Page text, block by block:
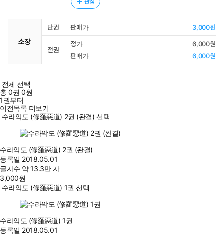
관심
소장
단권 판매가 3,000원
전권
정가
6,000원
판매가
6,000원
전체 선택
총0권 0원
1권부터
이전목록 더보기
수라악도 (修羅惡道) 2권 (완결) 선택
수라악도 (修羅惡道) 2권 (완결)
등록일 2018.05.01
글자수 약 13.3만 자
3,000원
수라악도 (修羅惡道) 1권 선택
수라악도 (修羅惡道) 1권
등록일 2018.05.01